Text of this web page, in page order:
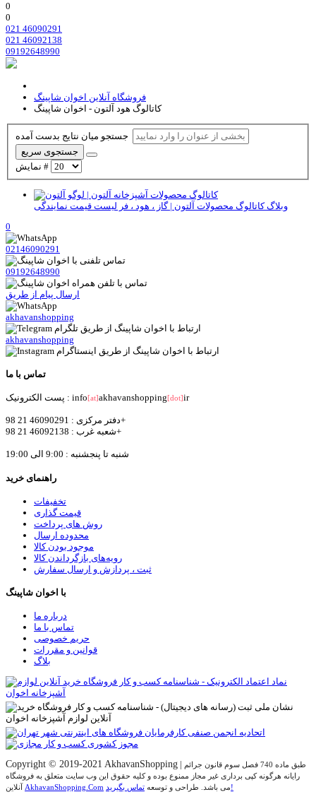
0
0
021 46090291
021 46092138
09192648990
فروشگاه آنلاین اخوان شاپینگ
کاتالوگ هود آلتون - اخوان شاپینگ
جستجوی سریع
نمایش #
وبلاگکاتالوگ محصولات آلتون | گاز ، هود ، فر لیست قیمت نمایندگی
0
02146090291
09192648990
ارسال پیام از طریق
akhavanshopping
akhavanshopping
تماس با ما
پست الکترونیک : info[at]akhavanshopping[dot]ir
دفتر مرکزی : 46090291 21 98+
شعبه غرب : 46092138 21 98+
شنبه تا پنجشنبه : 9:00 الی 19:00
راهنمای خرید
تخفیفات
قیمت گذاری
روش های پرداخت
محدوده ارسال
موجود بودن کالا
رویه‌های بازگرداندن کالا
ثبت ، پردازش و ارسال سفارش
با اخوان شاپینگ
درباره ما
تماس با ما
حریم خصوصی
قوانین و مقررات
بلاگ
Copyright © 2019-2021 AkhavanShopping | طبق ماده 740 فصل سوم قانون جرائم
رایانه هرگونه کپی برداری غیر مجاز ممنوع بوده و کلیه حقوق اين وب سايت متعلق به فروشگاه
AkhavanShopping.Com می باشد. طراحی و توسعهتماس بگیرید!